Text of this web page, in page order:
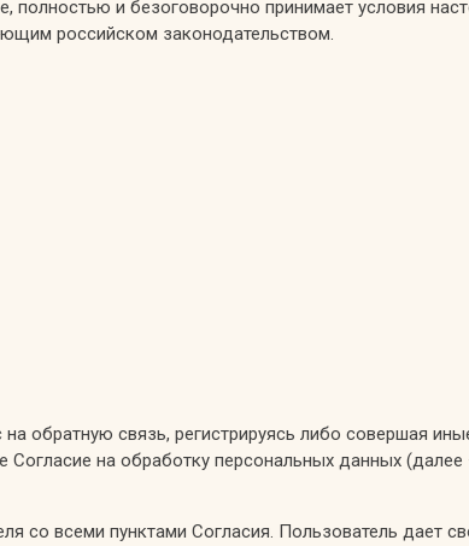
полностью и безоговорочно принимает условия
российском законодательством.
обратную связь, регистрируясь либо совершая
на обработку персональных данных
со всеми пунктами Согласия. Пользователь дает